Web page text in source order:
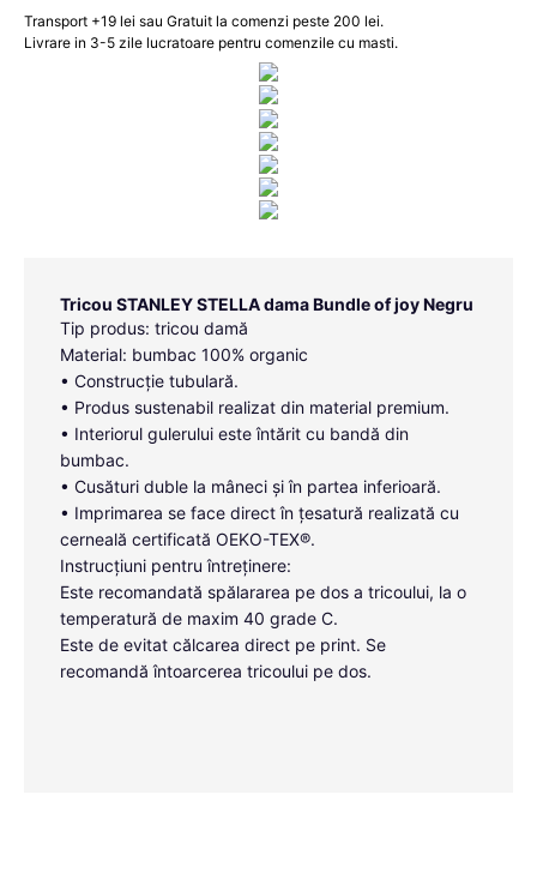
Transport +19 lei sau Gratuit la comenzi peste 200 lei.
Livrare in 3-5 zile lucratoare pentru comenzile cu masti.
Tricou STANLEY STELLA dama Bundle of joy Negru
Tip produs: tricou damă
Material: bumbac 100% organic
• Construcție tubulară.
• Produs sustenabil realizat din material premium.
• Interiorul gulerului este întărit cu bandă din
bumbac.
• Cusături duble la mâneci și în partea inferioară.
• Imprimarea se face direct în țesatură realizată cu
cerneală certificată OEKO-TEX®.
Instrucțiuni pentru întreținere:
Este recomandată spălararea pe dos a tricoului, la o
temperatură de maxim 40 grade C.
Este de evitat călcarea direct pe print. Se
recomandă întoarcerea tricoului pe dos.